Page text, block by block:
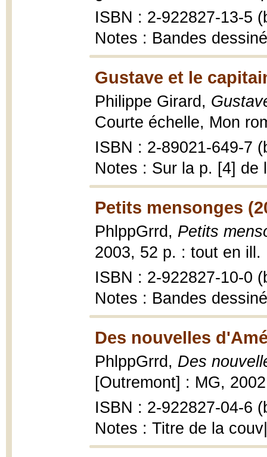
ISBN : 2-922827-13-5
Notes : Bandes
Gustave et le
Philippe Girard,
Courte échelle, Mon
ISBN : 2-89021-649-7
Notes : Sur la p. [4] de
Petits mensonges
PhlppGrrd, Petits
2003, 52 p. : tout en ill.
ISBN : 2-922827-10-0
Notes : Bandes
Des nouvelles
PhlppGrrd, Des
[Outremont] : MG,
ISBN : 2-922827-04-6
Notes : Titre de la